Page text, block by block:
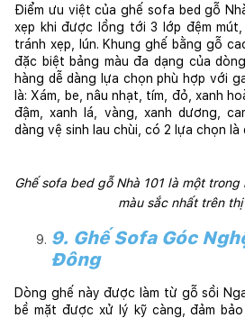
Điểm ưu việt của ghế sofa bed gỗ
xẹp khi được lồng tới 3 lớp đệm
tránh xẹp, lún. Khung ghế bằng gỗ
đặc biệt bảng màu đa dạng của
hàng dễ dàng lựa chọn phù hợp với
là: Xám, be, nâu nhạt, tím, đỏ, xanh
đậm, xanh lá, vàng, xanh dương,
dàng vệ sinh lau chùi, có 2 lựa chọn là
Ghế sofa bed gỗ Nhà 101 là một
màu sắc nhất trên
9. Ghế Sofa Góc
Đông
Dòng ghế này được làm từ gỗ sồi
bề mặt được xử lý kỹ càng, đảm